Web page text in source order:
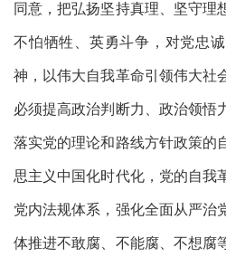
同意，把弘扬坚持真理、坚守理
不怕牺牲、英勇斗争，对党忠
神，以伟大自我革命引领伟大社
必须提高政治判断力、政治领悟
落实党的理论和路线方针政策的
思主义中国化时代化，党的自我
党内法规体系，强化全面从严治
体推进不敢腐、不能腐、不想腐